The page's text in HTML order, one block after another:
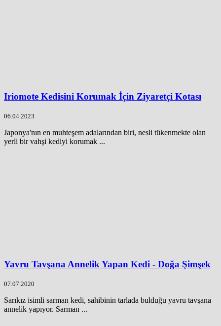
Iriomote Kedisini Korumak İçin Ziyaretçi Kotası
06.04.2023
Japonya'nın en muhteşem adalarından biri, nesli tükenmekte olan
yerli bir vahşi kediyi korumak ...
Yavru Tavşana Annelik Yapan Kedi - Doğa Şimşek
07.07.2020
Sarıkız isimli sarman kedi, sahibinin tarlada bulduğu yavru tavşana
annelik yapıyor. Sarman ...